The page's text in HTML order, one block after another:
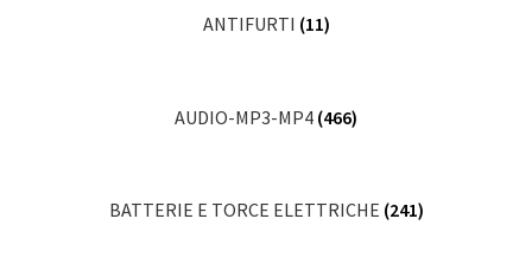
ANTIFURTI (11)
AUDIO-MP3-MP4 (466)
BATTERIE E TORCE ELETTRICHE (241)